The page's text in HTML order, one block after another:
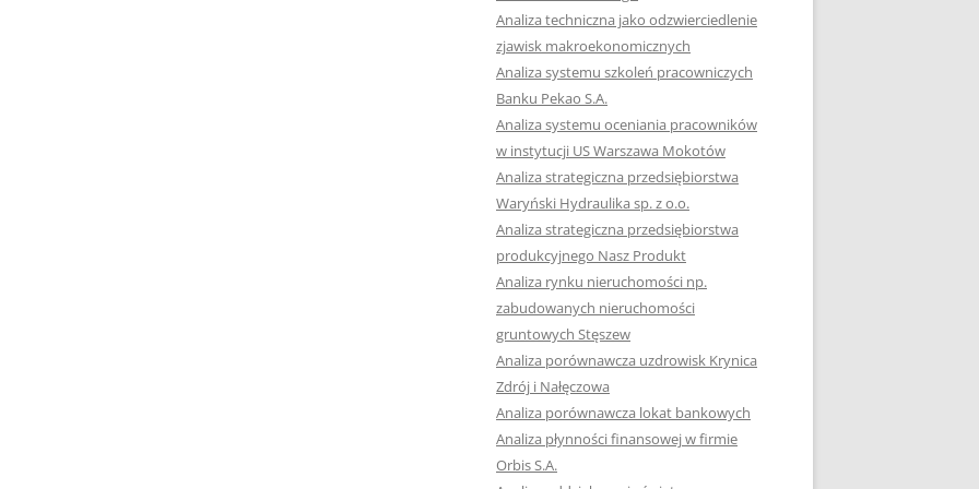
NAPISAĆ PRACĘ DYPLOMOWĄ
JAK PRZYGOTOWAĆ SIĘ DO
USTNEGO EGZAMINU
DYPLOMOWEGO?
HIPOTEZY W PRACACH
DYPLOMOWYCH
JAK PRZYGOTOWAĆ SIĘ DO
OBRONY PRACY DYPLOMOWEJ
Analiza techniczna jako odzwierciedlenie
zjawisk makroekonomicznych
Analiza systemu szkoleń pracowniczych
Banku Pekao S.A.
Analiza systemu oceniania pracowników
w instytucji US Warszawa Mokotów
Analiza strategiczna przedsiębiorstwa
Waryński Hydraulika sp. z o.o.
Analiza strategiczna przedsiębiorstwa
produkcyjnego Nasz Produkt
Analiza rynku nieruchomości np.
zabudowanych nieruchomości
gruntowych Stęszew
Analiza porównawcza uzdrowisk Krynica
Zdrój i Nałęczowa
Analiza porównawcza lokat bankowych
Analiza płynności finansowej w firmie
Orbis S.A.